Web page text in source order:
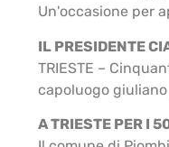
Un'occasione per
IL PRESIDENTE
TRIESTE –
capoluogo
A TRIESTE PER I